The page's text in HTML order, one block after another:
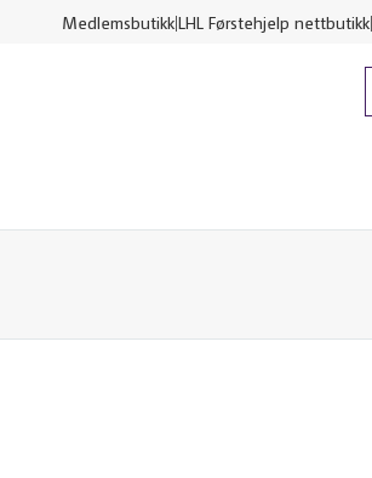
MedlemsbutikkLHL Førstehjelp nettbutikk